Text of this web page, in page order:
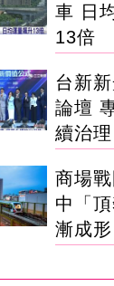
車 日
13倍
台新
論壇
續治理
商場
中「
漸成形